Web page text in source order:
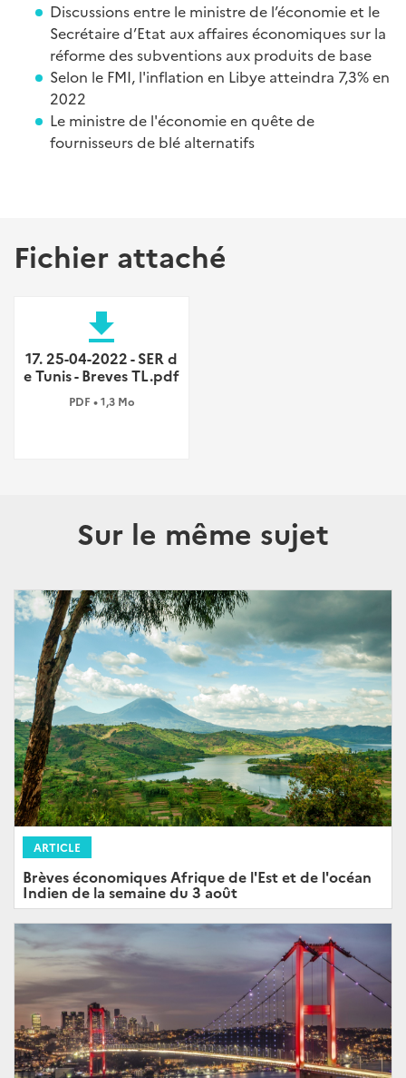
Discussions entre le ministre de l’économie et le
Secrétaire d’Etat aux affaires économiques sur la
réforme des subventions aux produits de base
Selon le FMI, l'inflation en Libye atteindra 7,3% en
2022
Le ministre de l'économie en quête de
fournisseurs de blé alternatifs
Fichier attaché
file_download
17. 25-04-2022 - SER d
e Tunis - Breves TL.pdf
PDF • 1,3 Mo
Sur le même sujet
ARTICLE
Brèves économiques Afrique de l'Est et de l'océan
Indien de la semaine du 3 août